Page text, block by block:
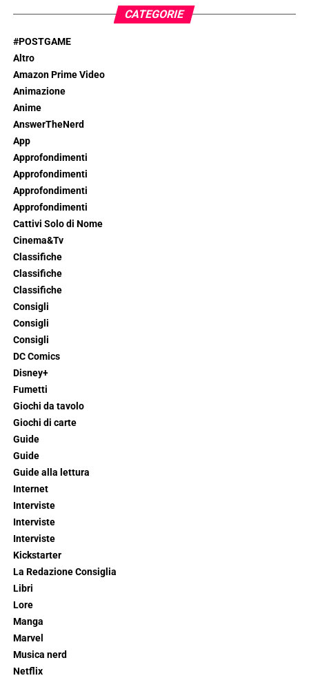
CATEGORIE
#POSTGAME
Altro
Amazon Prime Video
Animazione
Anime
AnswerTheNerd
App
Approfondimenti
Approfondimenti
Approfondimenti
Approfondimenti
Cattivi Solo di Nome
Cinema&Tv
Classifiche
Classifiche
Classifiche
Consigli
Consigli
Consigli
DC Comics
Disney+
Fumetti
Giochi da tavolo
Giochi di carte
Guide
Guide
Guide alla lettura
Internet
Interviste
Interviste
Interviste
Kickstarter
La Redazione Consiglia
Libri
Lore
Manga
Marvel
Musica nerd
Netflix